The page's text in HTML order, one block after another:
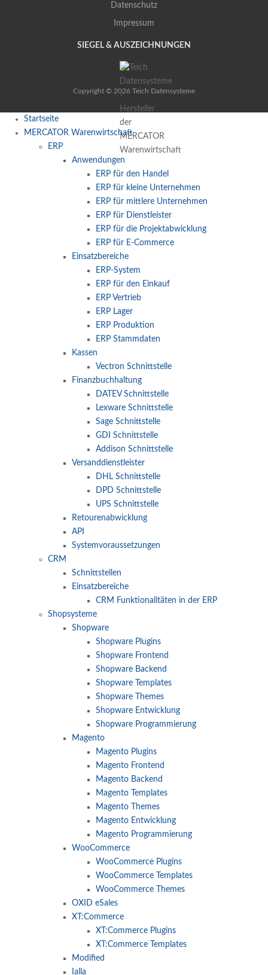
Datenschutz
Impressum
SIEGEL & AUSZEICHNUNGEN
Copyright © 2026 Teich Datensysteme
Startseite
MERCATOR Warenwirtschaft
ERP
Anwendungen
ERP für den Handel
ERP für kleine Unternehmen
ERP für mittlere Unternehmen
ERP für Dienstleister
ERP für die Projektabwicklung
ERP für E-Commerce
Einsatzbereiche
ERP-System
ERP für den Einkauf
ERP Vertrieb
ERP Lager
ERP Produktion
ERP Stammdaten
Kassen
Vectron Schnittstelle
Finanzbuchhaltung
DATEV Schnittstelle
Lexware Schnittstelle
Sage Schnittstelle
GDI Schnittstelle
Addison Schnittstelle
Versanddienstleister
DHL Schnittstelle
DPD Schnittstelle
UPS Schnittstelle
Retourenabwicklung
API
Systemvoraussetzungen
CRM
Schnittstellen
Einsatzbereiche
CRM Funktionalitäten in der ERP
Shopsysteme
Shopware
Shopware Plugins
Shopware Frontend
Shopware Backend
Shopware Templates
Shopware Themes
Shopware Entwicklung
Shopware Programmierung
Magento
Magento Plugins
Magento Frontend
Magento Backend
Magento Templates
Magento Themes
Magento Entwicklung
Magento Programmierung
WooCommerce
WooCommerce Plugins
WooCommerce Templates
WooCommerce Themes
OXID eSales
XT:Commerce
XT:Commerce Plugins
XT:Commerce Templates
Modified
Ialla